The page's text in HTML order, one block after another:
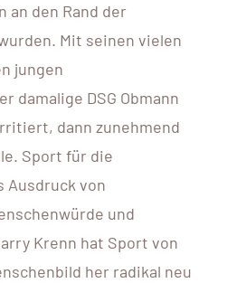
an den Rand der
Mit seinen vielen
jungen
damalige DSG Obmann
dann zunehmend
Sport für die
Ausdruck von
und
Krenn hat Sport von
her radikal neu